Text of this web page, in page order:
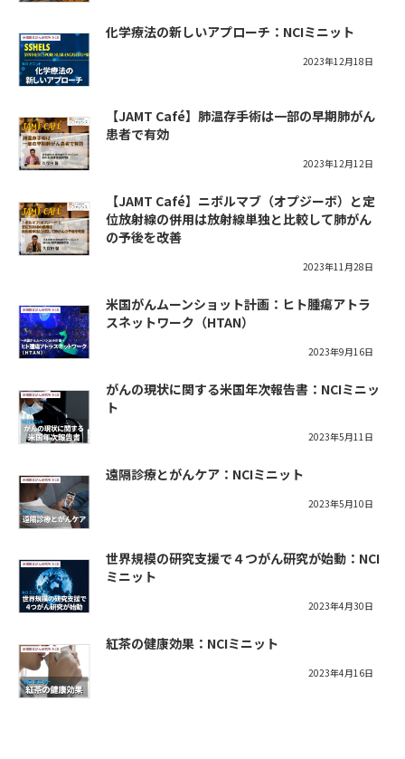
化学療法の新しいアプローチ：NCIミニット
2023年12月18日
【JAMT Café】肺温存手術は一部の早期肺がん
患者で有効
2023年12月12日
【JAMT Café】ニボルマブ（オプジーボ）と定
位放射線の併用は放射線単独と比較して肺がん
の予後を改善
2023年11月28日
米国がんムーンショット計画：ヒト腫瘍アトラ
スネットワーク（HTAN）
2023年9月16日
がんの現状に関する米国年次報告書：NCIミニッ
ト
2023年5月11日
遠隔診療とがんケア：NCIミニット
2023年5月10日
世界規模の研究支援で４つがん研究が始動：NCI
ミニット
2023年4月30日
紅茶の健康効果：NCIミニット
2023年4月16日